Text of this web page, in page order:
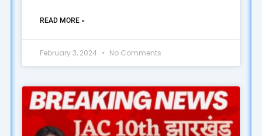
READ MORE »
February 3, 2024 No Comments